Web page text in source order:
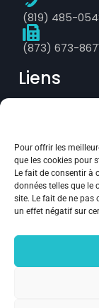
Pour offrir les
que les cookies pour
Le fait de consentir à
données telles que le
site. Le fait de ne pas
un effet négatif sur
(819) 485-
(873) 673-
Liens
Politique
Annulation
Politique
Suivez-